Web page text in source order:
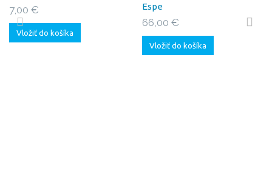
7,00 €
Vložiť do košíka
Espe
66,00 €
Vložiť do košíka